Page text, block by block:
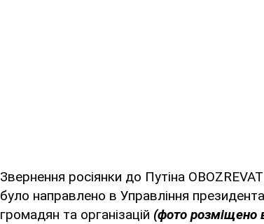
Звернення росіянки до Путіна
було направлено в Управління
громадян та організацій (фото розміщено